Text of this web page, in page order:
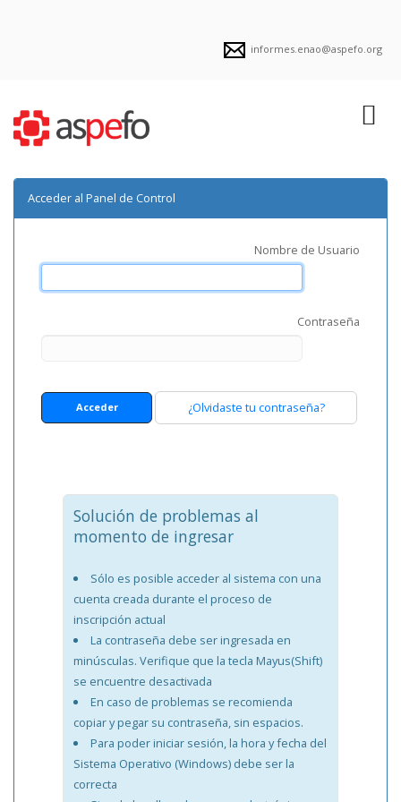
informes.enao@aspefo.org
Acceder al Panel de Control
Nombre de Usuario
Contraseña
Acceder ¿Olvidaste tu contraseña?
Solución de problemas al
momento de ingresar
Sólo es posible acceder al sistema con una
cuenta creada durante el proceso de
inscripción actual
La contraseña debe ser ingresada en
minúsculas. Verifique que la tecla Mayus(Shift)
se encuentre desactivada
En caso de problemas se recomienda
copiar y pegar su contraseña, sin espacios.
Para poder iniciar sesión, la hora y fecha del
Sistema Operativo (Windows) debe ser la
correcta